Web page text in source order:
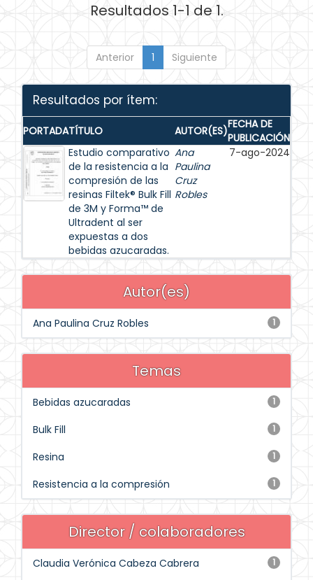
Resultados 1-1 de 1.
Anterior 1 Siguiente
Resultados por ítem:
PORTADATÍTULO AUTOR(ES)FECHA DE
PUBLICACIÓN
Estudio comparativo
de la resistencia a la
compresión de las
resinas Filtek® Bulk Fill
de 3M y Forma™ de
Ultradent al ser
expuestas a dos
bebidas azucaradas.
Ana
Paulina
Cruz
Robles
7-ago-2024
Autor(es)
1
Ana Paulina Cruz Robles
Temas
1
Bebidas azucaradas
1
Bulk Fill
1
Resina
1
Resistencia a la compresión
Director / colaboradores
1
Claudia Verónica Cabeza Cabrera